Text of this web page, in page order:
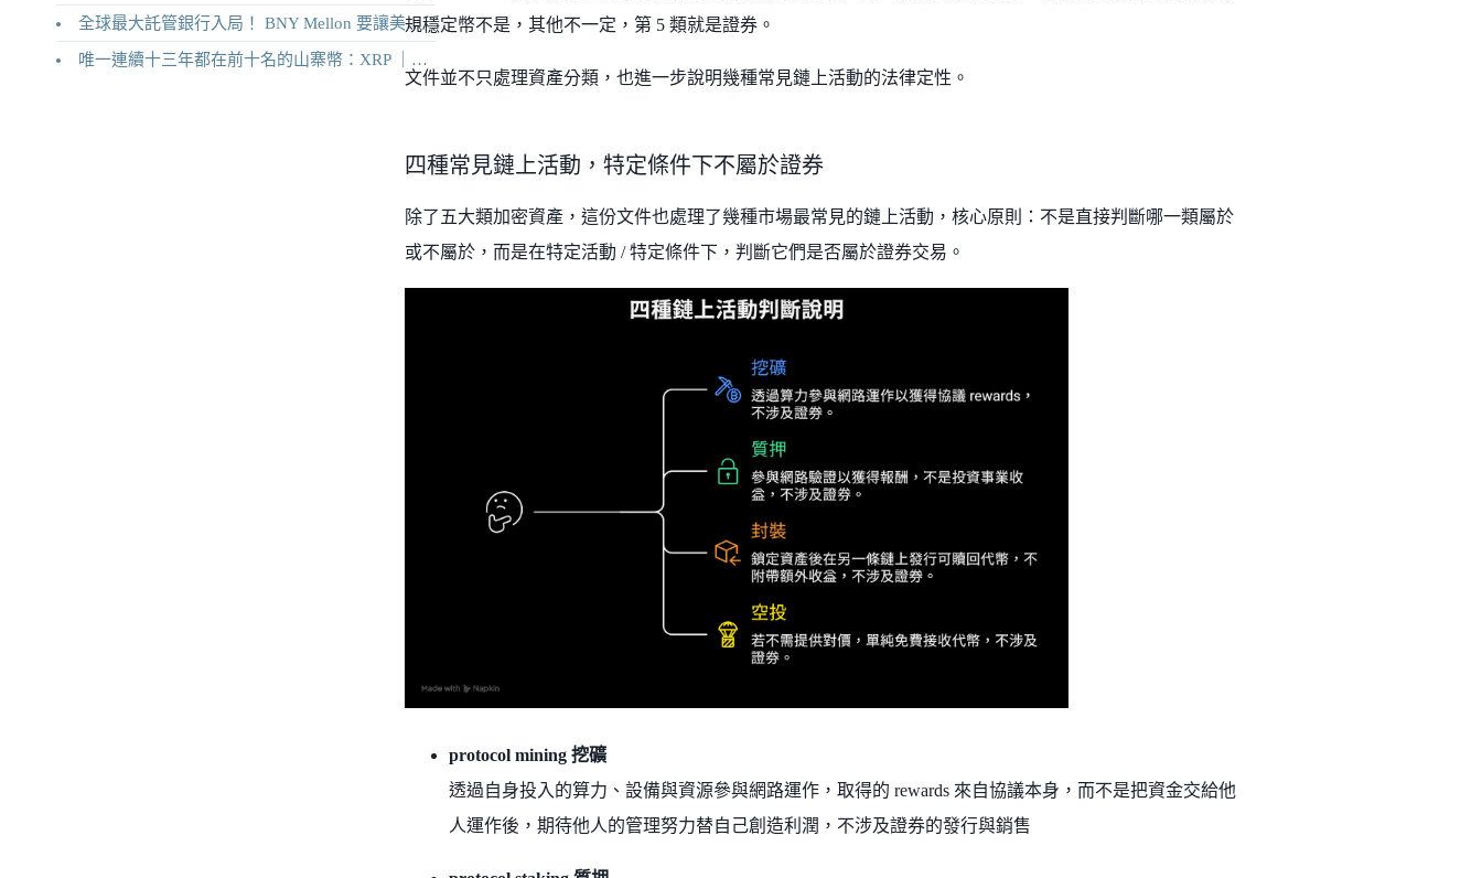
全球最大託管銀行入局！ BNY Mellon 要讓美債交易 24/7 不打烊
唯一連續十三年都在前十名的山寨幣：XRP ｜Ripple 2026 介紹
規穩定幣不是，其他不一定，第 5 類就是證券。
文件並不只處理資產分類，也進一步說明幾種常見鏈上活動的法律定性。
四種常見鏈上活動，特定條件下不屬於證券
除了五大類加密資產，這份文件也處理了幾種市場最常見的鏈上活動，核心原則：不是直接判斷哪一類屬於
或不屬於，而是在特定活動 / 特定條件下，判斷它們是否屬於證券交易。
protocol mining 挖礦
透過自身投入的算力、設備與資源參與網路運作，取得的 rewards 來自協議本身，而不是把資金交給他
人運作後，期待他人的管理努力替自己創造利潤，不涉及證券的發行與銷售